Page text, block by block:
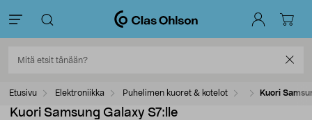
Etusivu Elektroniikka Puhelimen kuoret & kotelot Kuori
Kuori Samsung Galaxy S7:lle